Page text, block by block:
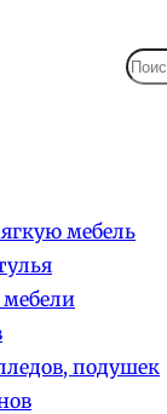
мебель
подушек